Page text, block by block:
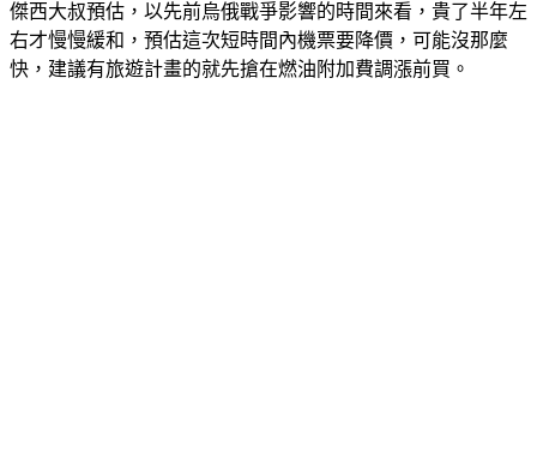
傑西大叔預估，以先前烏俄戰爭影響的時間來看，貴了半年左
右才慢慢緩和 ，預估這次短時間內機票要降價，可能沒那麼
快，建議有旅遊計畫的就先搶在燃油附加費調漲前買。